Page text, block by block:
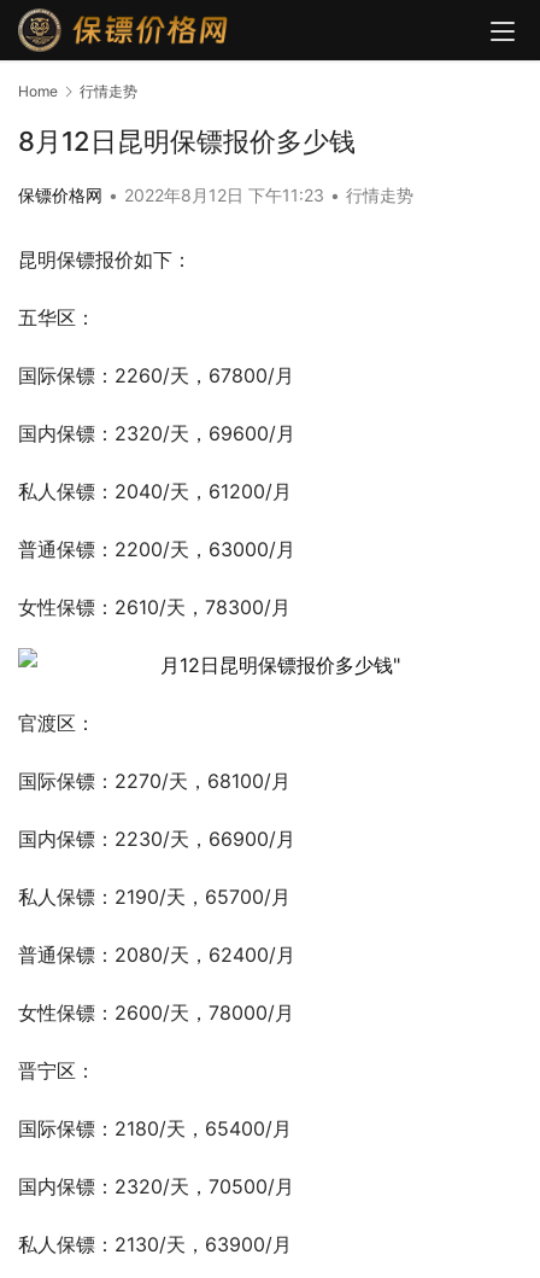
Home 行情走势
8月12日昆明保镖报价多少钱
保镖价格网 • 2022年8月12日 下午11:23 • 行情走势
昆明保镖报价如下：
五华区：
国际保镖：2260/天，67800/月
国内保镖：2320/天，69600/月
私人保镖：2040/天，61200/月
普通保镖：2200/天，63000/月
女性保镖：2610/天，78300/月
官渡区：
国际保镖：2270/天，68100/月
国内保镖：2230/天，66900/月
私人保镖：2190/天，65700/月
普通保镖：2080/天，62400/月
女性保镖：2600/天，78000/月
晋宁区：
国际保镖：2180/天，65400/月
国内保镖：2320/天，70500/月
私人保镖：2130/天，63900/月